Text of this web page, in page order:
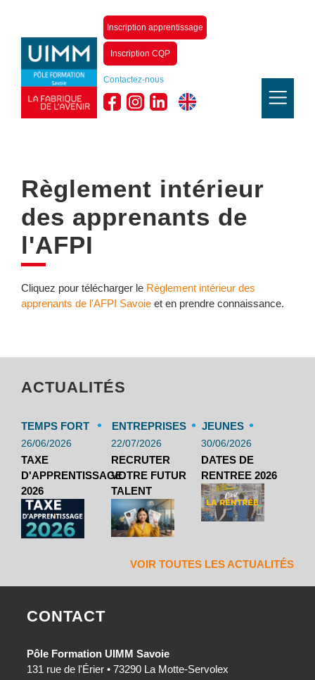
Inscription apprentissage
Inscription CQP
Contactez-nous
Règlement intérieur
des apprenants de
l'AFPI
Cliquez pour télécharger le Règlement intérieur des
apprenants de l'AFPI Savoieet en prendre connaissance.
ACTUALITÉS
TEMPS FORT •
26/06/2026
TAXE
D'APPRENTISSAGE
2026
ENTREPRISES •
22/07/2026
RECRUTER
VOTRE FUTUR
TALENT
JEUNES •
30/06/2026
DATES DE
RENTREE 2026
VOIR TOUTES LES ACTUALITÉS
CONTACT
Pôle Formation UIMM Savoie
131 rue de l'Érier • 73290 La Motte-Servolex